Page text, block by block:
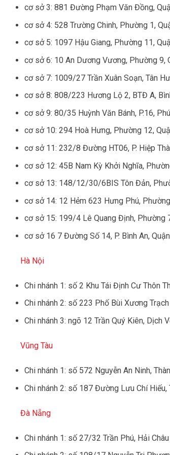
cơ sở 3: 881 Đường Phạm Văn Đồng,
cơ sở 4: 528 Trường Chinh, Phường 1,
cơ sở 5: 1097 Hậu Giang, Phường 11,
cơ sở 6: 10 An Dương Vương, Phường 9,
cơ sở 7: 1009/27 Trần Xuân Soạn, Tân
cơ sở 8: 808/223 Hương Lộ 2, BTĐ A,
cơ sở 9: 80/35 Huỳnh Văn Bánh, P.16,
cơ sở 10: 294 Hoà Hưng, Phường 12,
cơ sở 11: 232/8 Đường HT06, P. Hiệp
cơ sở 12: 45B Nam Kỳ Khởi Nghĩa,
cơ sở 13: 148/12/30/6BIS Tôn Đản,
cơ sở 14: 12 Hẻm 623 Hưng Phú,
cơ sở 15: 199/4 Lê Quang Định, Phường
cơ sở 16 7 Đường Số 14, P. Bình An,
Hà Nội
Chi nhánh 1: số 2 Khu Tái Định Cư Thôn
Chi nhánh 2: số 223 Phố Bùi Xương Trạch
Chi nhánh 3: ngõ 12 Trần Quý Kiên, Dịch
Vũng Tàu
Chi nhánh 1: số 572 Nguyễn An Ninh,
Chi nhánh 2: số 187 Đường Lưu Chí Hiếu,
Đà Nẵng
Chi nhánh 1: số 27/32 Trần Phú, Hải Châu